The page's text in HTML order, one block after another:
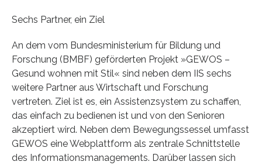
Sechs Partner, ein Ziel
An dem vom Bundesministerium für Bildung und
Forschung (BMBF) geförderten Projekt »GEWOS –
Gesund wohnen mit Stil« sind neben dem IIS sechs
weitere Partner aus Wirtschaft und Forschung
vertreten. Ziel ist es, ein Assistenzsystem zu schaffen,
das einfach zu bedienen ist und von den Senioren
akzeptiert wird. Neben dem Bewegungssessel umfasst
GEWOS eine Webplattform als zentrale Schnittstelle
des Informationsmanagements. Darüber lassen sich